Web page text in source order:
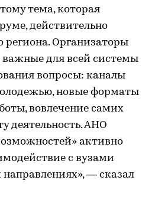
тема, которая
действительно
региона. Организаторы
важные для всей системы
вопросы: каналы
новые форматы
вовлечение самих
деятельность. АНО
активно
с вузами
— сказал